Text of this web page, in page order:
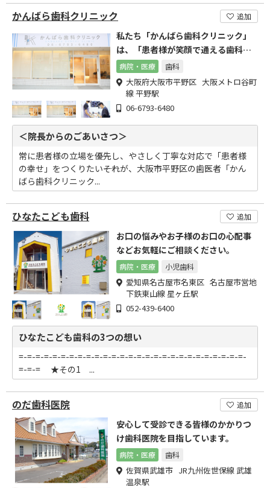
かんばら歯科クリニック 追加
私たち「かんばら歯科クリニック」
は、「患者様が笑顔で通える歯科医
院」を目指しています。
病院・医療 歯科
大阪府大阪市平野区 大阪メトロ谷町
線 平野駅
06-6793-6480
＜院長からのごあいさつ＞
常に患者様の立場を優先し、やさしく丁寧な対応で「患者様
の幸せ」をつくりたい――それが、大阪市平野区の歯医者「かん
ばら歯科クリニック...
ひなたこども歯科 追加
お口の悩みやお子様のお口の心配事
などお気軽にご相談ください。
病院・医療 小児歯科
愛知県名古屋市名東区 名古屋市営地
下鉄東山線 星ヶ丘駅
052-439-6400
ひなたこども歯科の3つの想い
=-=-=-=-=-=-=-=-=-=-=-=-=-=-=-=-=-=-=-=-=-=-=-=-=-=-=-
=-=-= ★その1 ...
のだ歯科医院 追加
安心して受診できる皆様のかかりつ
け歯科医院を目指しています。
病院・医療 歯科
佐賀県武雄市 JR九州佐世保線 武雄
温泉駅